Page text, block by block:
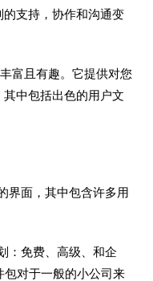
支持，协作和沟通变
富且有趣。它提供对您
中包括出色的用户文
界面，其中包含许多用
：免费、高级、和企
包对于一般的小公司来